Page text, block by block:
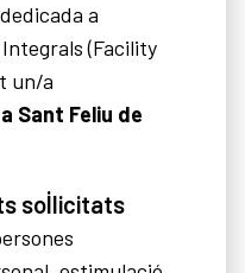
a
(Facility
un/a
Sant Feliu de
sol·licitats